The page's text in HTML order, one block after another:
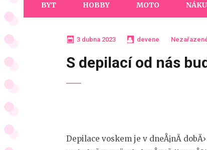
BYT HOBBY MOTO
3 dubna 2023 devene
S depilací od nás
Depilace voskem je v dneÅ¡nÃ­